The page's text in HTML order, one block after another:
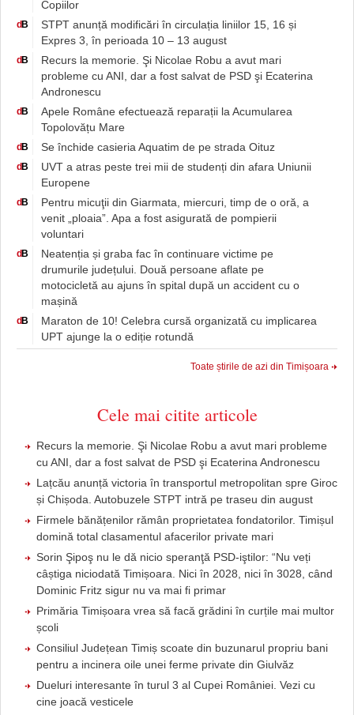
Copiilor
d B
STPT anunță modificări în circulația liniilor 15, 16 și
Expres 3, în perioada 10 – 13 august
d B
Recurs la memorie. Şi Nicolae Robu a avut mari
probleme cu ANI, dar a fost salvat de PSD şi Ecaterina
Andronescu
d B
Apele Române efectuează reparații la Acumularea
Topolovățu Mare
d B Se închide casieria Aquatim de pe strada Oituz
d B
UVT a atras peste trei mii de studenți din afara Uniunii
Europene
d B
Pentru micuţii din Giarmata, miercuri, timp de o oră, a
venit „ploaia”. Apa a fost asigurată de pompierii
voluntari
d B
Neatenția și graba fac în continuare victime pe
drumurile județului. Două persoane aflate pe
motocicletă au ajuns în spital după un accident cu o
mașină
d B
Maraton de 10! Celebra cursă organizată cu implicarea
UPT ajunge la o ediție rotundă
Toate știrile de azi din Timișoara
Cele mai citite articole
Recurs la memorie. Şi Nicolae Robu a avut mari probleme
cu ANI, dar a fost salvat de PSD şi Ecaterina Andronescu
Lațcău anunță victoria în transportul metropolitan spre Giroc
și Chișoda. Autobuzele STPT intră pe traseu din august
Firmele bănățenilor rămân proprietatea fondatorilor. Timișul
domină total clasamentul afacerilor private mari
Sorin Şipoş nu le dă nicio speranţă PSD-iştilor: “Nu veți
câștiga niciodată Timișoara. Nici în 2028, nici în 3028, când
Dominic Fritz sigur nu va mai fi primar
Primăria Timișoara vrea să facă grădini în curțile mai multor
școli
Consiliul Județean Timiș scoate din buzunarul propriu bani
pentru a incinera oile unei ferme private din Giulvăz
Dueluri interesante în turul 3 al Cupei României. Vezi cu
cine joacă vesticele